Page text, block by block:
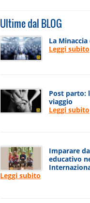
Ultime dal BLOG
La
Leggi subito
Post parto:
viaggio
Leggi subito
Imparare
educativo
Leggi subito